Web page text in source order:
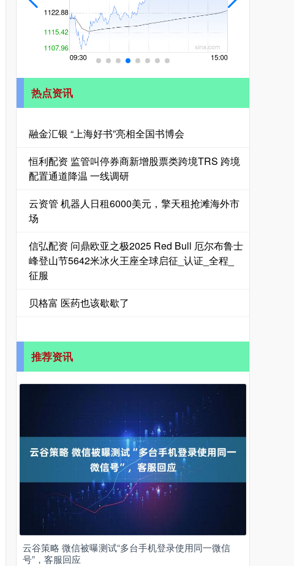
热点资讯
融金汇银 “上海好书”亮相全国书博会
恒利配资 监管叫停券商新增股票类跨境TRS 跨境
配置通道降温 一线调研
云资管 机器人日租6000美元，擎天租抢滩海外市
场
信弘配资 问鼎欧亚之极2025 Red Bull 厄尔布鲁士
峰登山节5642米冰火王座全球启征_认证_全程_
征服
贝格富 医药也该歇歇了
推荐资讯
云谷策略 微信被曝测试“多台手机登录使用同一微信
号”，客服回应